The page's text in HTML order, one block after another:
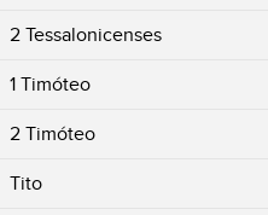
2 Tessalonicenses
1 Timóteo
2 Timóteo
Tito